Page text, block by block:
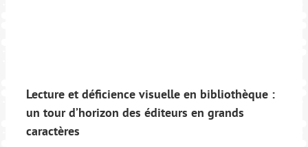
Lecture et déficience visuelle en bibliothèque :
un tour d’horizon des éditeurs en grands
caractères